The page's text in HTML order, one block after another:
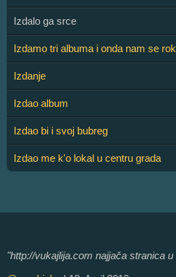
Izdalo ga srce
Izdamo tri albuma i onda nam se
Izdanje
Izdao album
Izdao bi i svoj bubreg
Izdao me k'o lokal u centru grada
"http://vukajlija.com najjača stranica